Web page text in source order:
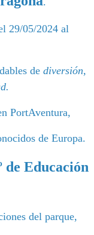
29/05/2024 al
de diversión,
PortAventura,
de Europa.
de Educación
del parque,